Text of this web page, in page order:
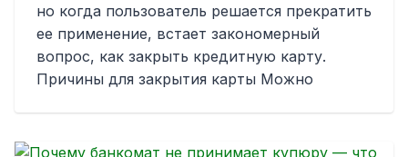
но когда пользователь решается прекратить
ее применение, встает закономерный
вопрос, как закрыть кредитную карту.
Причины для закрытия карты Можно